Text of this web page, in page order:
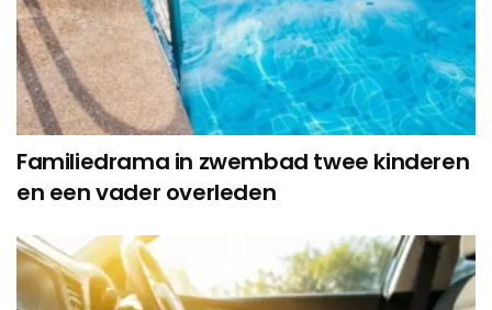
Familiedrama in zwembad twee kinderen
en een vader overleden